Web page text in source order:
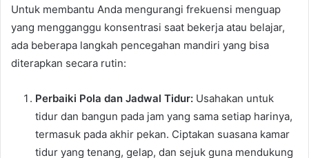
Untuk membantu Anda mengurangi frekuensi menguap
yang mengganggu konsentrasi saat bekerja atau belajar,
ada beberapa langkah pencegahan mandiri yang bisa
diterapkan secara rutin:
Perbaiki Pola dan Jadwal Tidur: Usahakan untuk
tidur dan bangun pada jam yang sama setiap harinya,
termasuk pada akhir pekan. Ciptakan suasana kamar
tidur yang tenang, gelap, dan sejuk guna mendukung